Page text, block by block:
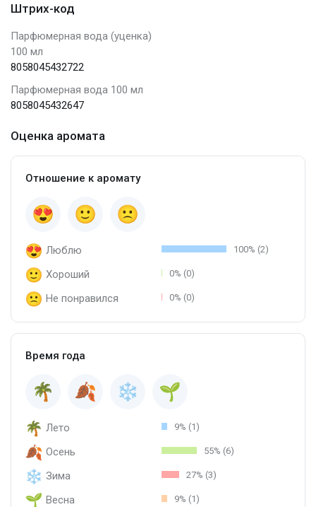
Штрих-код
Парфюмерная вода (уценка)
100 мл
8058045432722
Парфюмерная вода 100 мл
8058045432647
Оценка аромата
Отношение к аромату
Люблю 100% (2)
Хороший 0% (0)
Не понравился 0% (0)
Время года
Лето 9% (1)
Осень 55% (6)
Зима 27% (3)
Весна 9% (1)